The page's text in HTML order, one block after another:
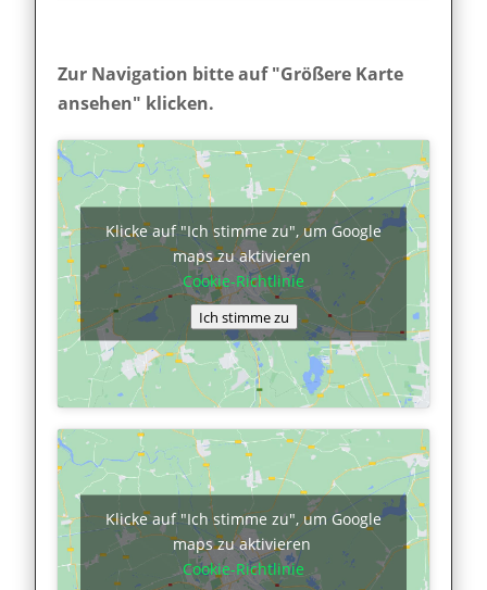
Zur Navigation bitte auf "Größere Karte
ansehen" klicken.
Klicke auf "Ich stimme zu", um Google
maps zu aktivieren
Cookie-Richtlinie
Ich stimme zu
Klicke auf "Ich stimme zu", um Google
maps zu aktivieren
Cookie-Richtlinie